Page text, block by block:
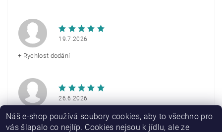
19.7.2026
+ Rychlost dodání
26.6.2026
+ Rychlé doručení
Náš e-shop používá soubory cookies, aby to všechno pro
vás šlapalo co nejlíp. Cookies nejsou k jídlu, ale ze